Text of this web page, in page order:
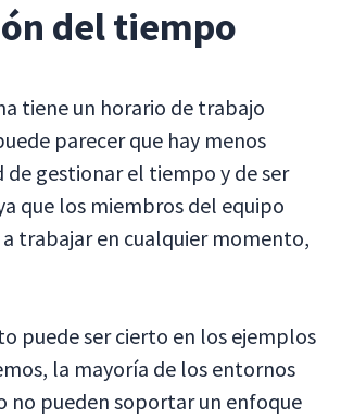
del tiempo
tiene un horario de trabajo
parecer que hay menos
de gestionar el tiempo y de ser
que los miembros del equipo
a trabajar en cualquier momento,
puede ser cierto en los ejemplos
la mayoría de los entornos
no pueden soportar un enfoque